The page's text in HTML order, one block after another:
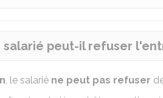
salarié peut-il refuser
, le salarié ne peut pas refuser